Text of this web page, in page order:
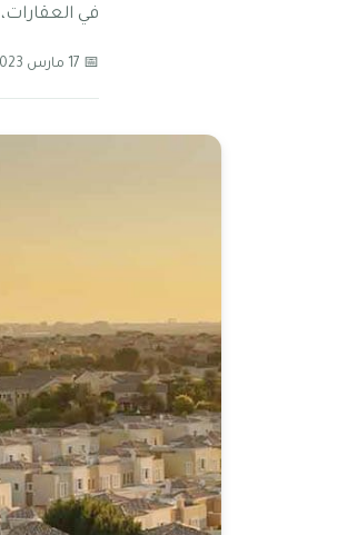
في العقارات،
📅 17 مارس 2023